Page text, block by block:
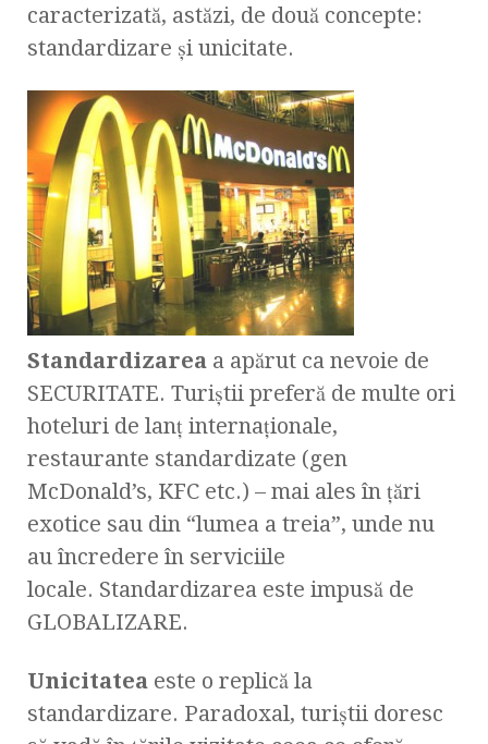
caracterizată, astăzi, de două concepte:
standardizare şi unicitate.
Standardizarea a apărut ca nevoie de
SECURITATE. Turiştii preferă de multe ori
hoteluri de lanţ internaţionale,
restaurante standardizate (gen
McDonald’s, KFC etc.) – mai ales în ţări
exotice sau din “lumea a treia”, unde nu
au încredere în serviciile
locale. Standardizarea este impusă de
GLOBALIZARE.
Unicitatea este o replică la
standardizare. Paradoxal, turiştii doresc